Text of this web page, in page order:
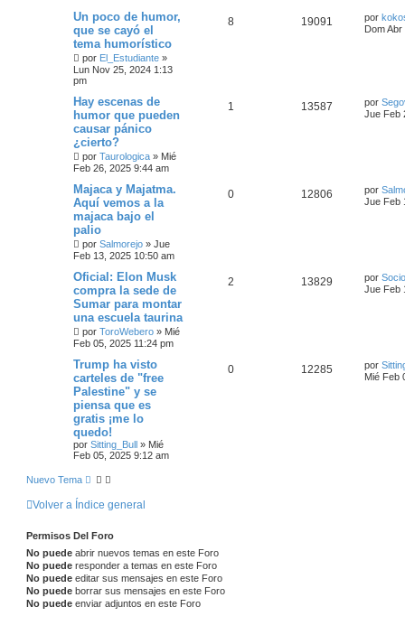
Un poco de humor,
que se cayó el
tema humorístico
por El_Estudiante »
Lun Nov 25, 2024 1:13
pm
8 19091 por
Dom
Hay escenas de
humor que pueden
causar pánico
¿cierto?
por Taurologica » Mié
Feb 26, 2025 9:44 am
1 13587 por
Jue Feb
Majaca y Majatma.
Aquí vemos a la
majaca bajo el
palio
por Salmorejo » Jue
Feb 13, 2025 10:50 am
0 12806 por
Jue Feb
Oficial: Elon Musk
compra la sede de
Sumar para montar
una escuela taurina
por ToroWebero » Mié
Feb 05, 2025 11:24 pm
2 13829 por
Jue Feb
Trump ha visto
carteles de "free
Palestine" y se
piensa que es
gratis ¡me lo
quedo!
por Sitting_Bull » Mié
Feb 05, 2025 9:12 am
0 12285 por
Mié Feb
Nuevo Tema
Volver a Índice general
Permisos Del Foro
No puede abrir nuevos temas en este Foro
No puede responder a temas en este Foro
No puede editar sus mensajes en este Foro
No puede borrar sus mensajes en este Foro
No puede enviar adjuntos en este Foro